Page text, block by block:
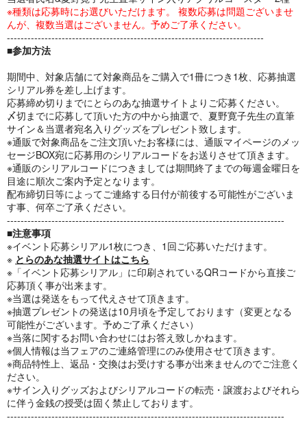
※種類は応募時にお選びいただけます。 複数応募は問題ございませ
んが、複数当選はございません。予めご了承ください。
---------------------------------------------------------------------------
■参加方法
期間中、対象店舗にて対象商品をご購入で1冊につき1枚、応募抽選
シリアル券を差し上げます。
応募締め切りまでにとらのあな抽選サイトよりご応募ください。
〆切までに応募して頂いた方の中から抽選で、夏野寛子先生の直筆
サイン＆当選者宛名入りグッズをプレゼント致します。
※通販で対象商品をご注文頂いたお客様には、通販マイページのメッ
セージBOX宛に応募用のシリアルコードをお送りさせて頂きます。
※通販のシリアルコードにつきましては期間終了までの毎週金曜日を
目途に順次ご案内予定となります。
配布締切日等によってご連絡する日付が前後する可能性がございま
す事、何卒ご了承ください。
---------------------------------------------------------------------------------
■注意事項
※イベント応募シリアル1枚につき、1回ご応募いただけます。
※ とらのあな抽選サイトはこちら
※「イベント応募シリアル」に印刷されているQRコードから直接ご
応募頂く事が出来ます。
※当選は発送をもって代えさせて頂きます。
※抽選プレゼントの発送は10月頃を予定しております（変更となる
可能性がございます。予めご了承ください）
※当落に関するお問い合わせにはお答え致しかねます。
※個人情報は当フェアのご連絡管理にのみ使用させて頂きます。
※商品特性上、返品・交換はお受けする事が出来ませんのでご注意く
ださい。
※サイン入りグッズおよびシリアルコードの転売・譲渡およびそれら
に伴う金銭の授受は固く禁止しております。
---------------------------------------------------------------------------------